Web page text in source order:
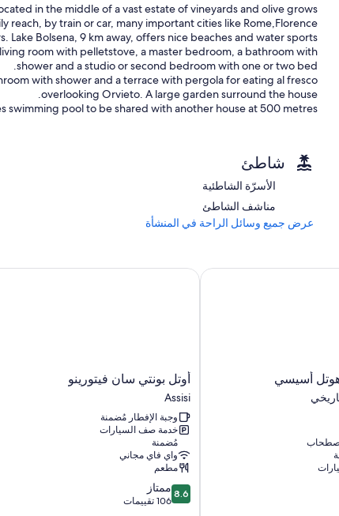
in the middle of a vast estate of vineyards and olive grows
reach, by train or car, many important cities like Rome,Florence
Lake Bolsena, 9 km away, offers nice beaches and water sports.
room with pelletstove, a master bedroom, a bathroom with
shower and a studio or second bedroom with one or two bed.
with shower and a terrace with pergola for eating al fresco
overlooking Orvieto. A large garden surround the house.
swimming pool to be shared with another house at 500 metres.
in the middle of a vast estate with vineyards and olive grows.
شاطئ
الأسرّة الشاطئية
مناشف الشاطئ
عرض جميع وسائل الراحة في المنشأة
أسيسي
أسيسي
أوتل
بونتي
سان
فيتورينو
Assisi
أوتل بونتي سان فيتورينو
Assisi
وجبة الإفطار مُضمنة
خدمة صف السيارات
مُضمنة
واي فاي مجاني
مطعم
8.6
من
8.6 ممتاز
106 تقييمات
أوتل بونتي سان فيتورينو